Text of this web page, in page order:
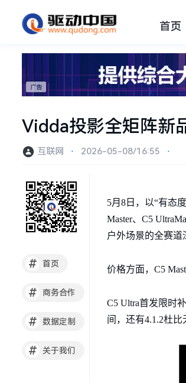
首页
Vidda投影全矩阵新
互联网 ⋅ 2026-05-08/16:55 ⋅
# 首页
# 商务合作
# 数据定制
# 关于我们
5月8日，以“有态
Master、C5
户外场景的全赛
价格方面，C5
C5 Ultra首发限时
间，还有4.1.2杜